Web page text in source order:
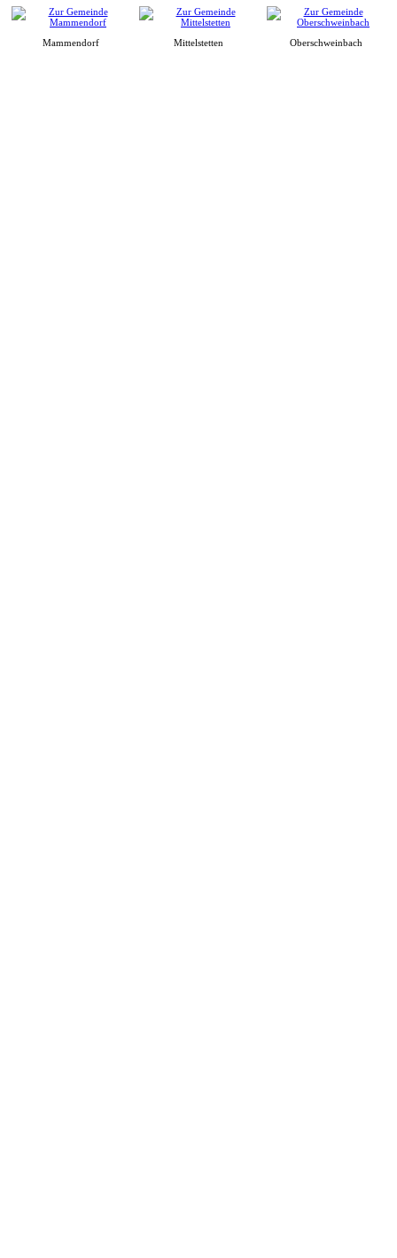
Mammendorf Mittelstetten Oberschweinbach